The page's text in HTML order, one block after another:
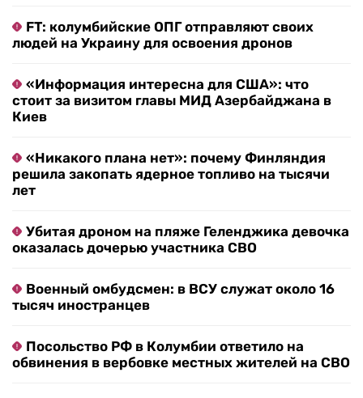
FT: колумбийские ОПГ отправляют своих
людей на Украину для освоения дронов
«Информация интересна для США»: что
стоит за визитом главы МИД Азербайджана в
Киев
«Никакого плана нет»: почему Финляндия
решила закопать ядерное топливо на тысячи
лет
Убитая дроном на пляже Геленджика девочка
оказалась дочерью участника СВО
Военный омбудсмен: в ВСУ служат около 16
тысяч иностранцев
Посольство РФ в Колумбии ответило на
обвинения в вербовке местных жителей на СВО